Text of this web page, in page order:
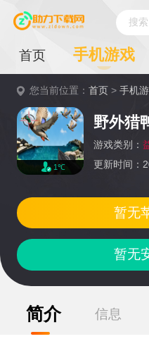
搜
首页 手机游戏
您当前位置：首页 >手机
1℃
野外猎
游戏类别：
更新时间：
暂无
暂无
简介 信息